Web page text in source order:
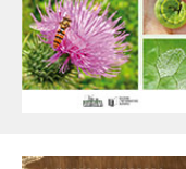
ALLEVAMENTI
BIODIVERSITÀ